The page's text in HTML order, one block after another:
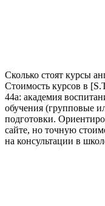
Сколько стоят курсы
Стоимость курсов в
44а: академия
обучения (групповые
подготовки.
сайте, но точную
на консультации в